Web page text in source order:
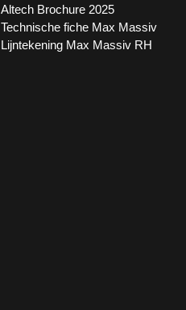
Altech Brochure 2025
Technische fiche Max Massiv
Lijntekening Max Massiv RH